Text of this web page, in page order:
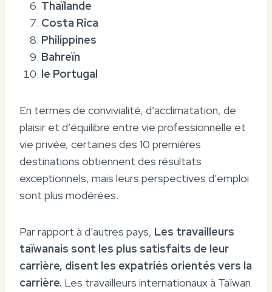
Thaïlande
Costa Rica
Philippines
Bahreïn
le Portugal
En termes de convivialité, d’acclimatation, de
plaisir et d’équilibre entre vie professionnelle et
vie privée, certaines des 10 premières
destinations obtiennent des résultats
exceptionnels, mais leurs perspectives d’emploi
sont plus modérées.
Par rapport à d’autres pays, Les travailleurs
taïwanais sont les plus satisfaits de leur
carrière, disent les expatriés orientés vers la
carrière. Les travailleurs internationaux à Taïwan